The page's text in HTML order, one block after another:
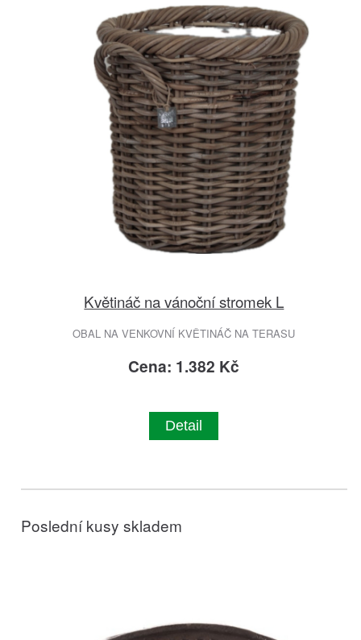
Květináč na vánoční stromek L
OBAL NA VENKOVNÍ KVĚTINÁČ NA TERASU
Cena: 1.382 Kč
Detail
Poslední kusy skladem